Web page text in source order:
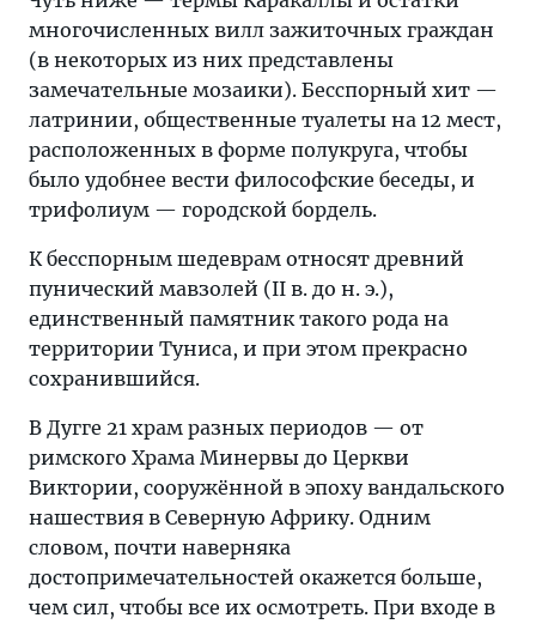
многочисленных вилл зажиточных граждан
(в некоторых из них представлены
замечательные мозаики). Бесспорный хит —
латринии, общественные туалеты на 12 мест,
расположенных в форме полукруга, чтобы
было удобнее вести философские беседы, и
трифолиум — городской бордель.
К бесспорным шедеврам относят древний
пунический мавзолей (II в. до н. э.),
единственный памятник такого рода на
территории Туниса, и при этом прекрасно
сохранившийся.
В Дугге 21 храм разных периодов — от
римского Храма Минервы до Церкви
Виктории, сооружённой в эпоху вандальского
нашествия в Северную Африку. Одним
словом, почти наверняка
достопримечательностей окажется больше,
чем сил, чтобы все их осмотреть. При входе в